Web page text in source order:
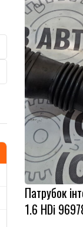
Патрубок
1.6 HDi